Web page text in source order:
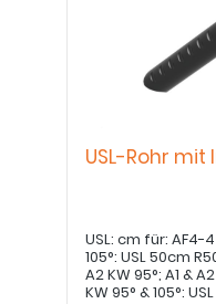
USL-Rohr
USL: cm für: AF4-4 KW 95°; A1 & A2 lang, KW
105°: USL 50cm
A2 KW 95°; A1 &
KW 95° & 105°: